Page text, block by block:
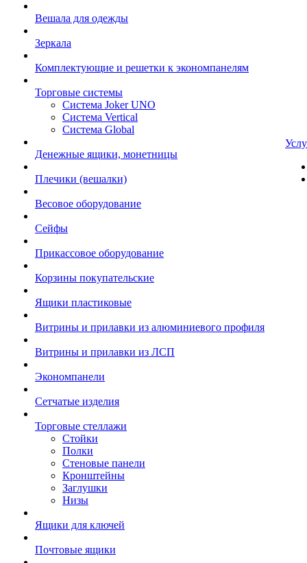
Вешала для одежды
Зеркала
Комплектующие и решетки к экономпанелям
Торговые системы
Система Joker UNO
Система Vertical
Система Global
Денежные ящики, монетницы
Плечики (вешалки)
Весовое оборудование
Сейфы
Прикассовое оборудование
Корзины покупательские
Ящики пластиковые
Витрины и прилавки из алюминиевого профиля
Витрины и прилавки из ЛСП
Экономпанели
Сетчатые изделия
Торговые стеллажи
Стойки
Полки
Стеновые панели
Кронштейны
Заглушки
Низы
Ящики для ключей
Почтовые ящики